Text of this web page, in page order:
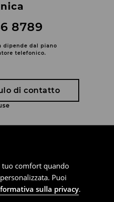
tuo comfort quando
Puoi
sulla privacy.
8789
dipende dal piano
telefonico.
di contatto